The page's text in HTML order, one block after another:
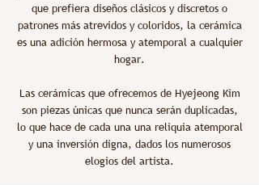
que prefiera diseños clásicos y discretos o
patrones más atrevidos y coloridos, la cerámica
es una adición hermosa y atemporal a cualquier
hogar.
Las cerámicas que ofrecemos de Hyejeong Kim
son piezas únicas que nunca serán duplicadas,
lo que hace de cada una una reliquia atemporal
y una inversión digna, dados los numerosos
elogios del artista.